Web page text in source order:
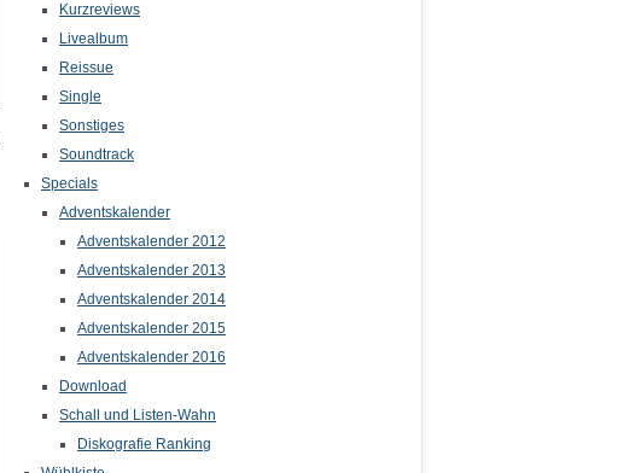
Kurzreviews
Livealbum
Reissue
Single
Sonstiges
Soundtrack
Specials
Adventskalender
Adventskalender 2012
Adventskalender 2013
Adventskalender 2014
Adventskalender 2015
Adventskalender 2016
Download
Schall und Listen-Wahn
Diskografie Ranking